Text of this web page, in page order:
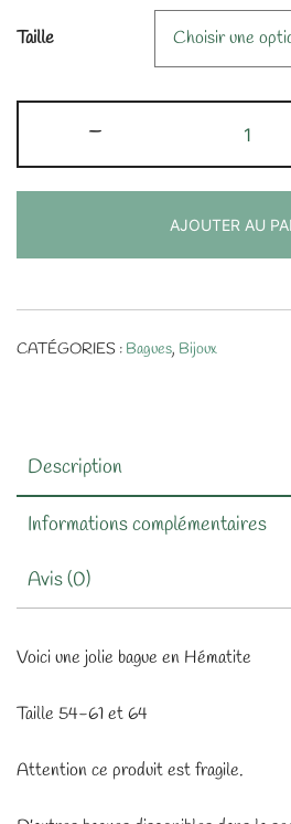
Taille
-
de
Bague
AJOUTER AU
CATÉGORIES : Bagues, Bijoux
Description
Informations complémentaires
Avis (0)
Voici une jolie bague en Hématite
Taille 54-61 et 64
Attention ce produit est fragile.